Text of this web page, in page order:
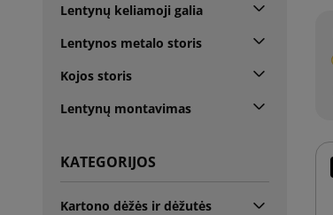
Lentynų keliamoji galia
Lentynos metalo storis
Kojos storis
Lentynų montavimas
KATEGORIJOS
Kartono dėžės ir dėžutės